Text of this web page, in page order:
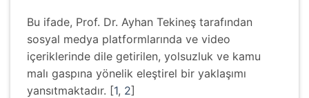
Bu ifade, Prof. Dr. Ayhan Tekineş tarafından
sosyal medya platformlarında ve video
içeriklerinde dile getirilen, yolsuzluk ve kamu
malı gaspına yönelik eleştirel bir yaklaşımı
yansıtmaktadır. [1, 2]